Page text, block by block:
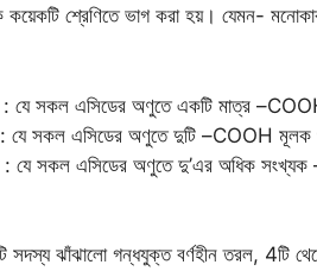
কয়েকটি শ্রেণিতে ভাগ করা হয়। যেমন-
: যে সকল এসিডের অণুতে একটি মাত্র
: যে সকল এসিডের অণুতে দুটি –COOH মূলক
: যে সকল এসিডের অণুতে দু’এর অধিক সংখ্যক
সদস্য ঝাঁঝালো গন্ধযুক্ত বর্ণহীন তরল, 4টি